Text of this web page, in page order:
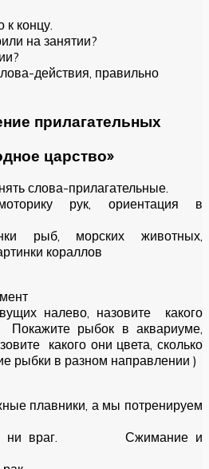
концу.
на занятии?
действия, правильно
прилагательных
царство»
слова-прилагательные.
рук, ориентация в
рыб, морских животных,
кораллов
налево, назовите какого
Покажите рыбок в аквариуме,
какого они цвета, сколько
рыбки в разном направлении )
плавники, а мы потренируем
ни враг. Сжимание и